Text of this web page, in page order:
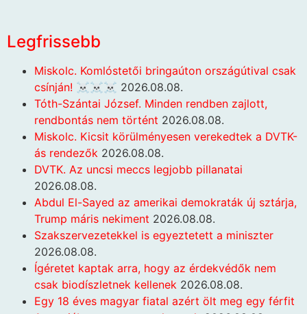
Legfrissebb
Miskolc. Komlóstetői bringaúton országútival csak
csínján! ☠️☠️☠️ 2026.08.08.
Tóth-Szántai József. Minden rendben zajlott,
rendbontás nem történt 2026.08.08.
Miskolc. Kicsit körülményesen verekedtek a DVTK-
ás rendezők 2026.08.08.
DVTK. Az uncsi meccs legjobb pillanatai
2026.08.08.
Abdul El-Sayed az amerikai demokraták új sztárja,
Trump máris nekiment 2026.08.08.
Szakszervezetekkel is egyeztetett a miniszter
2026.08.08.
Ígéretet kaptak arra, hogy az érdekvédők nem
csak biodíszletnek kellenek 2026.08.08.
Egy 18 éves magyar fiatal azért ölt meg egy férfit